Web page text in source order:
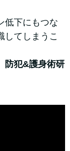
低下にもつな
してしまうこ
防犯&護身術研